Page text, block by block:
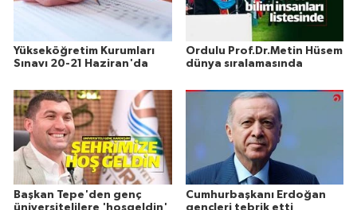
Yükseköğretim Kurumları
Sınavı 20-21 Haziran'da
Ordulu Prof.Dr.Metin Hüsem
dünya sıralamasında
Başkan Tepe'den genç
üniversitelilere 'hoşgeldin'
Cumhurbaşkanı Erdoğan
gençleri tebrik etti